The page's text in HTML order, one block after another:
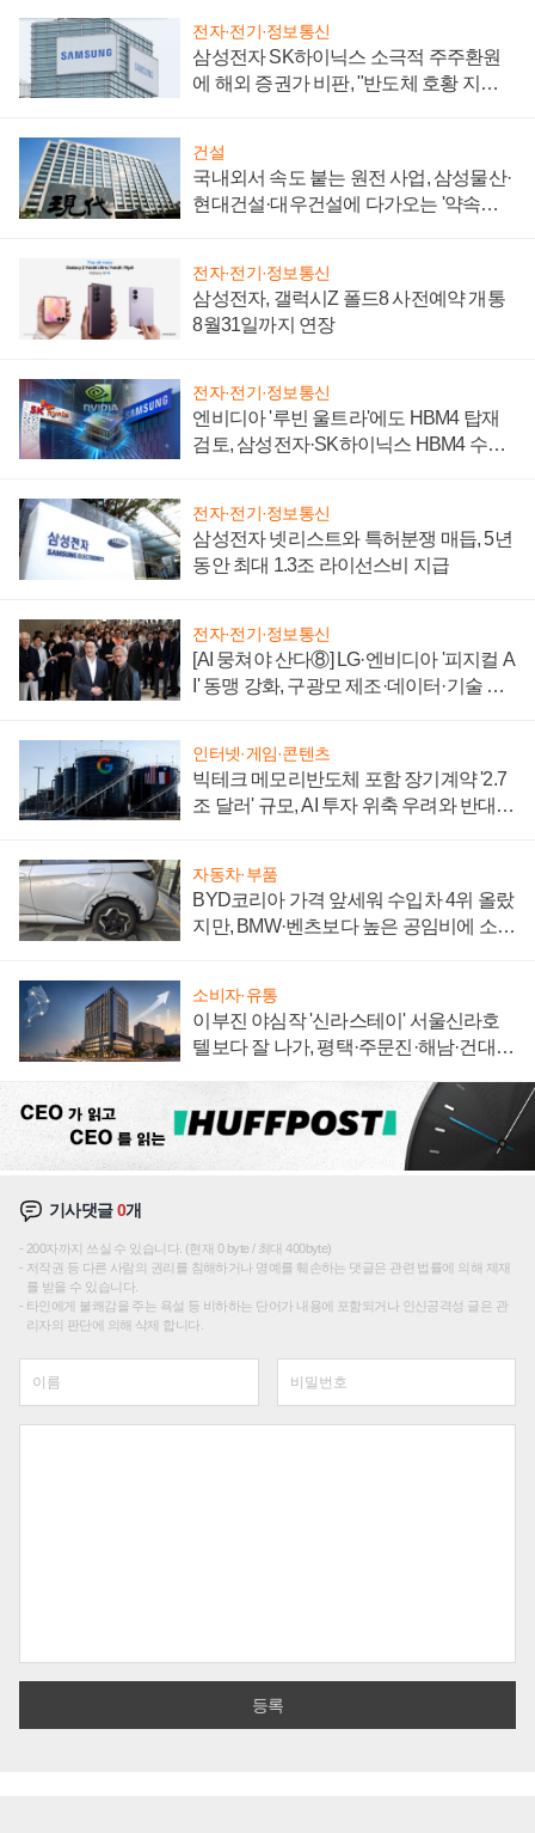
전자·전기·정보통신
삼성전자 SK하이닉스 소극적 주주환원
에 해외 증권가 비판, "반도체 호황 지속
건설
국내외서 속도 붙는 원전 사업, 삼성물산·
현대건설·대우건설에 다가오는 '약속의
전자·전기·정보통신
삼성전자, 갤럭시Z 폴드8 사전예약 개통
8월31일까지 연장
전자·전기·정보통신
엔비디아 '루빈 울트라'에도 HBM4 탑재
검토, 삼성전자·SK하이닉스 HBM4 수율
전자·전기·정보통신
삼성전자 넷리스트와 특허분쟁 매듭, 5년
동안 최대 1.3조 라이선스비 지급
전자·전기·정보통신
[AI 뭉쳐야 산다⑧] LG·엔비디아 '피지컬 A
I' 동맹 강화, 구광모 제조·데이터·기술 결
인터넷·게임·콘텐츠
빅테크 메모리반도체 포함 장기계약 '2.7
조 달러' 규모, AI 투자 위축 우려와 반대
자동차·부품
BYD코리아 가격 앞세워 수입차 4위 올랐
지만, BMW·벤츠보다 높은 공임비에 소비
소비자·유통
이부진 야심작 '신라스테이' 서울신라호
텔보다 잘 나가, 평택·주문진·해남·건대로
기사댓글0개
200자까지 쓰실 수 있습니다. (현재 0 byte / 최대 400byte)
저작권 등 다른 사람의 권리를 침해하거나 명예를 훼손하는 댓글은 관련 법률에 의해 제재
를 받을 수 있습니다.
타인에게 불쾌감을 주는 욕설 등 비하하는 단어가 내용에 포함되거나 인신공격성 글은 관
리자의 판단에 의해 삭제 합니다.